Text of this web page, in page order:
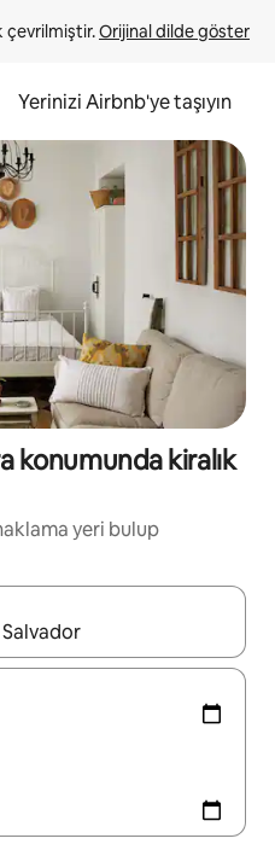
çevrilmiştir. Orijinal dilde göster
Yerinizi Airbnb'ye taşıyın
konumunda kiralık
yeri bulup
yukarı ve aşağı oklarıyla